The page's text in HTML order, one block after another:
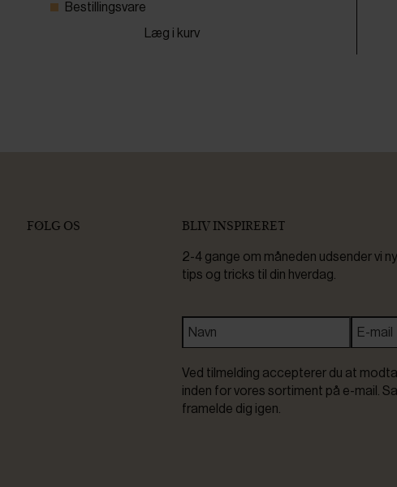
Bestillingsvare
Læg i kurv
FØLG OS BLIV INSPIRERET
2-4 gange om måneden udsender vi
tips og tricks til din hverdag.
Ved tilmelding accepterer du at
inden for vores sortiment på e-mail.
framelde dig igen.